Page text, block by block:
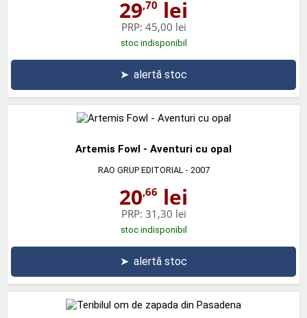
29,70 lei
PRP: 45,00 lei
stoc indisponibil
➤ alertă stoc
Artemis Fowl - Aventuri cu opal
RAO GRUP EDITORIAL - 2007
20,66 lei
PRP: 31,30 lei
stoc indisponibil
➤ alertă stoc